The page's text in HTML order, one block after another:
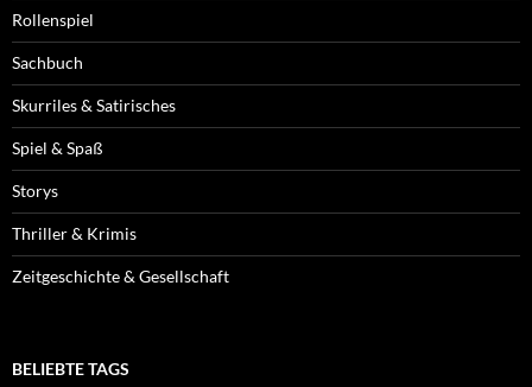
Rollenspiel
Sachbuch
Skurriles & Satirisches
Spiel & Spaß
Storys
Thriller & Krimis
Zeitgeschichte & Gesellschaft
BELIEBTE TAGS